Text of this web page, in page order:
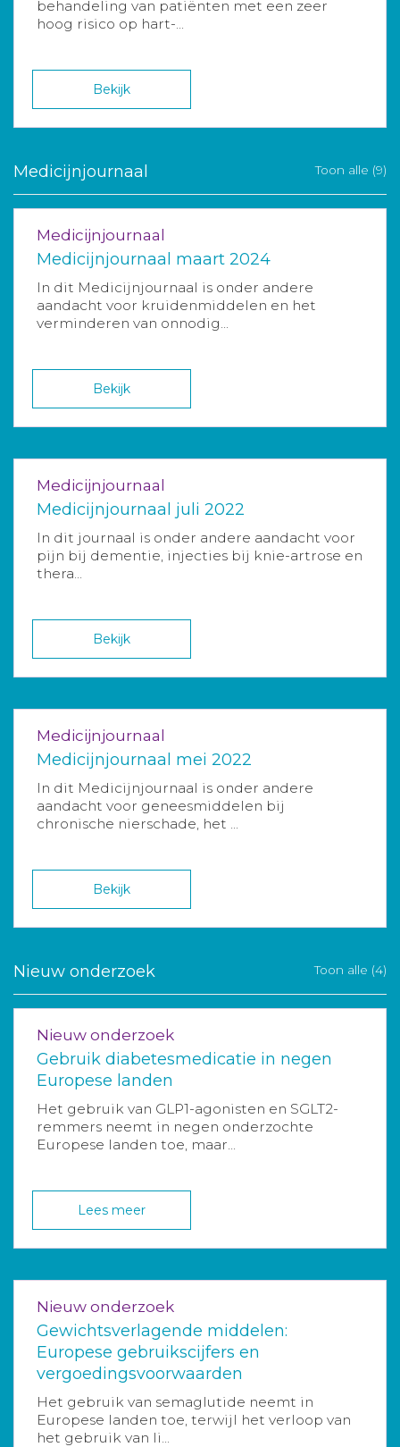
behandeling van patiënten met een zeer
hoog risico op hart-...
Bekijk
Medicijnjournaal Toon alle (9)
Medicijnjournaal
Medicijnjournaal maart 2024
In dit Medicijnjournaal is onder andere
aandacht voor kruidenmiddelen en het
verminderen van onnodig...
Bekijk
Medicijnjournaal
Medicijnjournaal juli 2022
In dit journaal is onder andere aandacht voor
pijn bij dementie, injecties bij knie-artrose en
thera...
Bekijk
Medicijnjournaal
Medicijnjournaal mei 2022
In dit Medicijnjournaal is onder andere
aandacht voor geneesmiddelen bij
chronische nierschade, het ...
Bekijk
Nieuw onderzoek Toon alle (4)
Nieuw onderzoek
Gebruik diabetesmedicatie in negen
Europese landen
Het gebruik van GLP1-agonisten en SGLT2-
remmers neemt in negen onderzochte
Europese landen toe, maar...
Lees meer
Nieuw onderzoek
Gewichtsverlagende middelen:
Europese gebruikscijfers en
vergoedingsvoorwaarden
Het gebruik van semaglutide neemt in
Europese landen toe, terwijl het verloop van
het gebruik van li...